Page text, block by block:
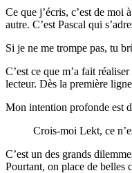
Ce que j’écris, c’est de moi
autre. C’est Pascal qui
Si je ne me trompe pas, tu
C’est ce que m’a fait
lecteur. Dès la première
Mon intention profonde est
Crois-moi Lekt, ce
C’est un des grands
Pourtant, on place de belles